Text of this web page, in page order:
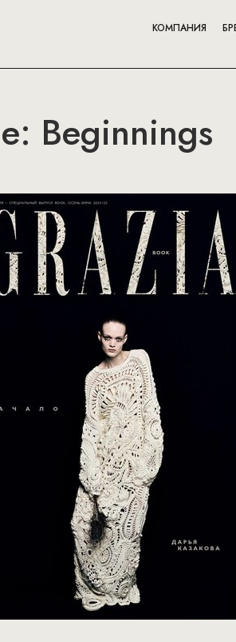
КОМПАНИЯ
Beginnings